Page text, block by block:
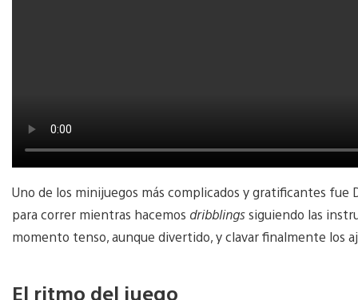
Uno de los minijuegos más complicados y gratificantes fue
para correr mientras hacemos dribblingssiguiendo las
momento tenso, aunque divertido, y clavar finalmente los
El ritmo del juego